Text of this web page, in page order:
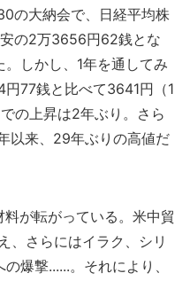
の大納会で、日経平均株
の2万3656円62銭とな
しかし、1年を通してみ
77銭と比べて3641円（1
の上昇は2年ぶり。さら
以来、29年ぶりの高値だ
が転がっている。米中貿
、さらにはイラク、シリ
爆撃......。それにより、